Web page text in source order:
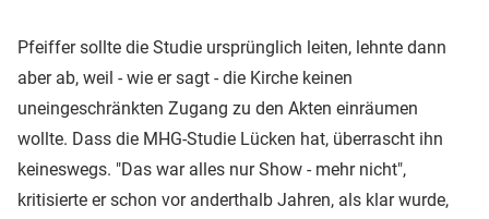
Pfeiffer sollte die Studie ursprünglich leiten, lehnte dann
aber ab, weil - wie er sagt - die Kirche keinen
uneingeschränkten Zugang zu den Akten einräumen
wollte. Dass die MHG-Studie Lücken hat, überrascht ihn
keineswegs. "Das war alles nur Show - mehr nicht",
kritisierte er schon vor anderthalb Jahren, als klar wurde,